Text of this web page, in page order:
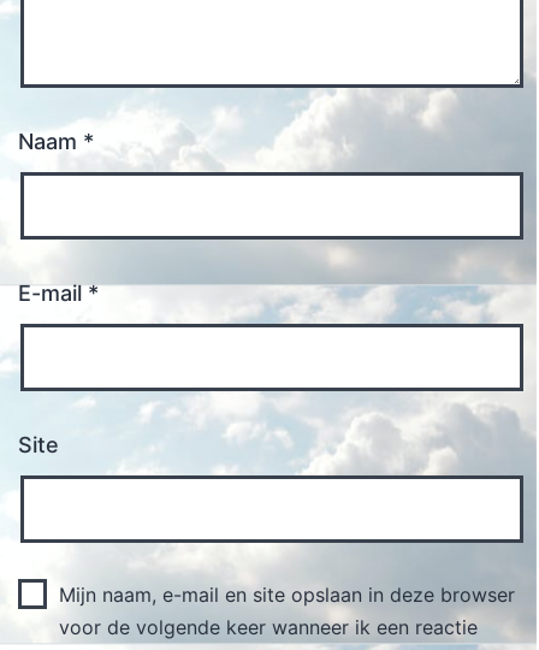
Naam *
E-mail*
Site
Mijn naam, e-mail en site opslaan in deze browser
voor de volgende keer wanneer ik een reactie